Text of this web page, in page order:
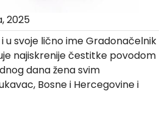
2025
u svoje lično ime Gradonačelnik
najiskrenije čestitke povodom
dana žena svim
Bosne i Hercegovine i